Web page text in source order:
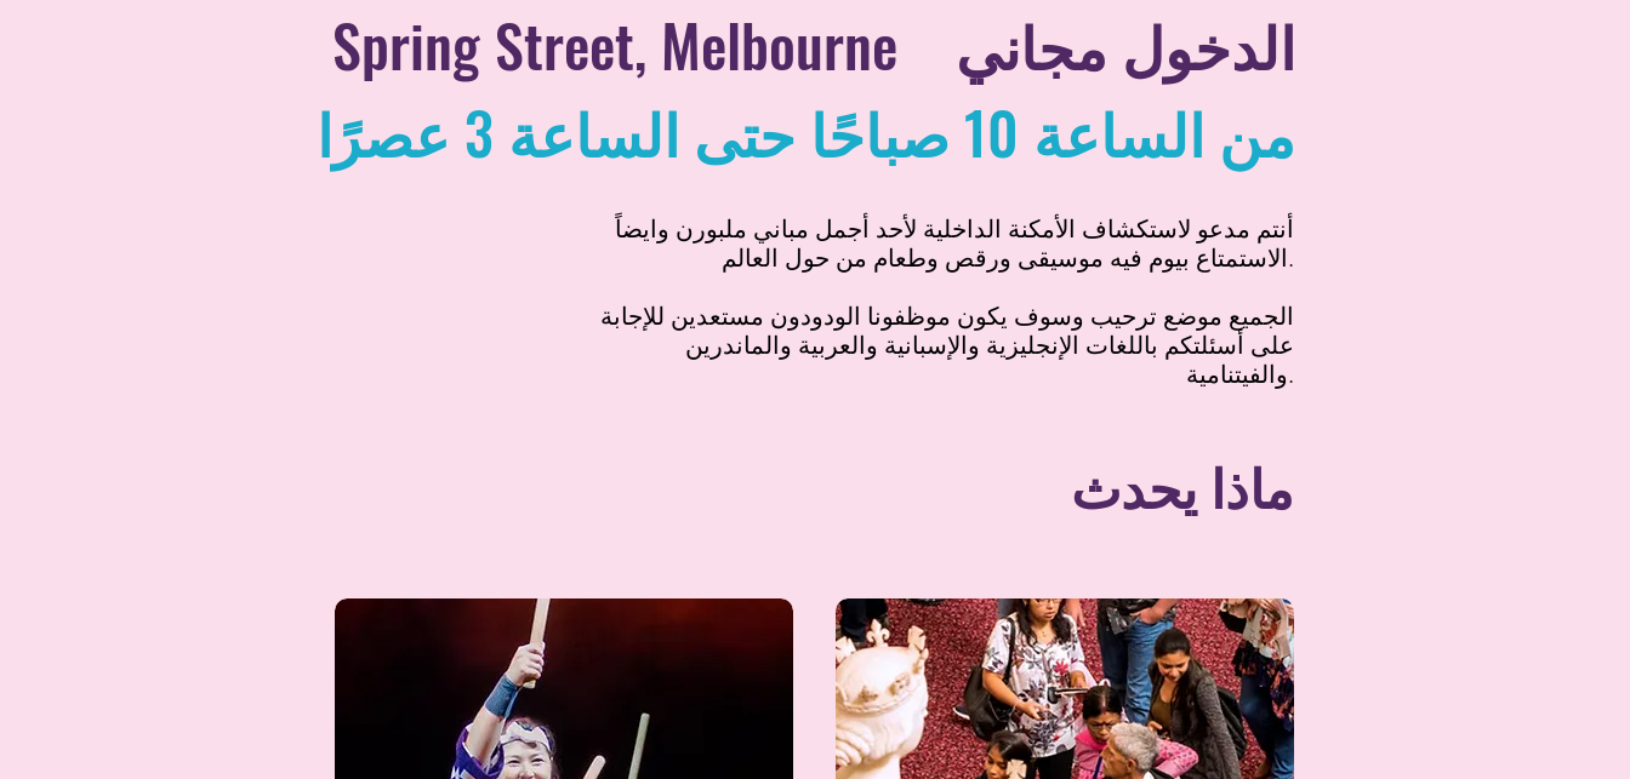
من الساعة صباحًا حتى الساعة عصرًا
Spring Street, Melbourne الدخول مجاني
أنتم مدعو لاستكشاف الأمكنة الداخلية لأحد أجمل مباني ملبورن وايضاً
الاستمتاع بيوم فيه موسيقى ورقص وطعام من حول العالم.
الجميع موضع ترحيب وسوف يكون موظفونا الودودون مستعدين للإجابة
على أسئلتكم باللغات الإنجليزية والإسبانية والعربية والماندرين
والفيتنامية.
ماذا يحدث